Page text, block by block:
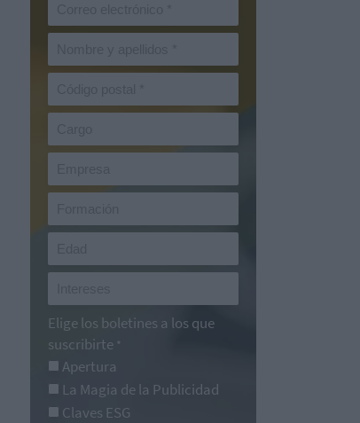
Elige los boletines a los que
suscribirte *
Apertura
La Magia de la Publicidad
Claves ESG